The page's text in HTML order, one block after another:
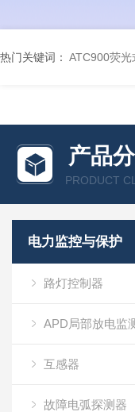
热门关键词： ATC900荧光
产品
PRODUCT
电力监控与保护
路灯控制器
APD局部放电监
互感器
故障电弧探测器